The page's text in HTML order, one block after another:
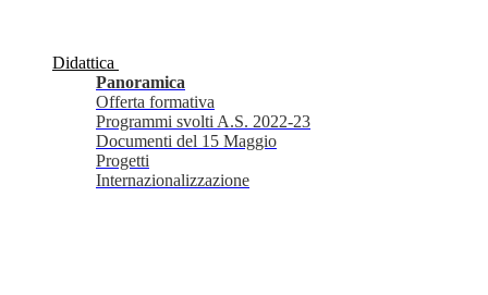
Didattica
Panoramica
Offerta formativa
Programmi svolti A.S. 2022-23
Documenti del 15 Maggio
Progetti
Internazionalizzazione